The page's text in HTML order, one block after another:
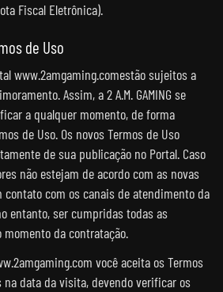
Fiscal Eletrônica).
de Uso
www.2amgaming.comestão sujeitos a
Assim, a 2 A.M. GAMING se
a qualquer momento, de forma
de Uso. Os novos Termos de Uso
de sua publicação no Portal. Caso
não estejam de acordo com as novas
contato com os canais de atendimento da
entanto, ser cumpridas todas as
da contratação.
você aceita os Termos
na data da visita, devendo verificar os